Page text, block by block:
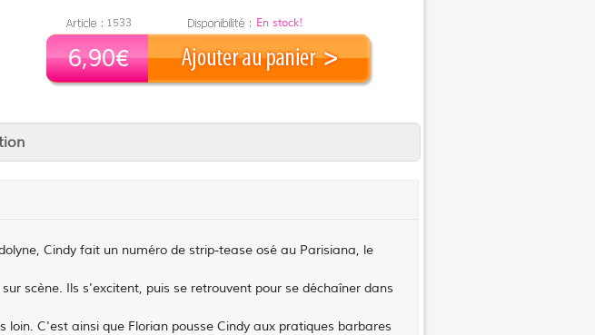
1533 En stock!
6,90€
Cindy fait un numéro de strip-tease osé au Parisiana, le
scène. Ils s'excitent, puis se retrouvent pour se déchaîner dans
C'est ainsi que Florian pousse Cindy aux pratiques barbares